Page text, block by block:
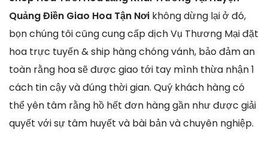
Quảng Điền Giao Hoa Tận Nơi không dừng lại ở đó,
bọn chúng tôi cũng cung cấp dịch Vụ Thương Mại đặt
hoa trực tuyến & ship hàng chóng vánh, bảo đảm an
toàn rằng hoa sẽ được giao tới tay mình thừa nhận 1
cách tin cậy và đúng thời gian. Quý khách hàng có
thể yên tâm rằng hồ hết đơn hàng gần như được giải
quyết với sự tâm huyết và bài bản và chuyên nghiệp.